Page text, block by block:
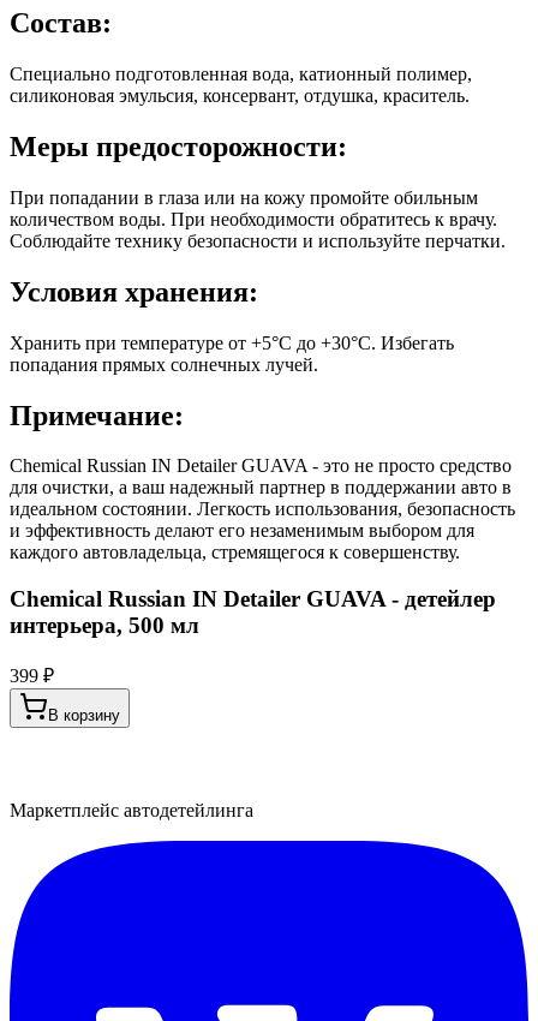
Состав:
Специально подготовленная вода, катионный полимер,
силиконовая эмульсия, консервант, отдушка, краситель.
Меры предосторожности:
При попадании в глаза или на кожу промойте обильным
количеством воды. При необходимости обратитесь к врачу.
Соблюдайте технику безопасности и используйте перчатки.
Условия хранения:
Хранить при температуре от +5°C до +30°C. Избегать
попадания прямых солнечных лучей.
Примечание:
Chemical Russian IN Detailer GUAVA - это не просто средство
для очистки, а ваш надежный партнер в поддержании авто в
идеальном состоянии. Легкость использования, безопасность
и эффективность делают его незаменимым выбором для
каждого автовладельца, стремящегося к совершенству.
Chemical Russian IN Detailer GUAVA - детейлер
интерьера, 500 мл
399 ₽
В корзину
Маркетплейс автодетейлинга